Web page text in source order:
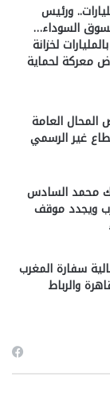
ورئيس
السوداء…
لخزانة
معركة لحماية
المحال العامة
غير الرسمي
محمد السادس
ويجدد موقف
سفارة المغرب
والرباط